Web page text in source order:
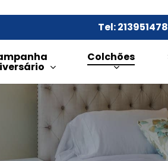
Tel: 213951478
Colchões